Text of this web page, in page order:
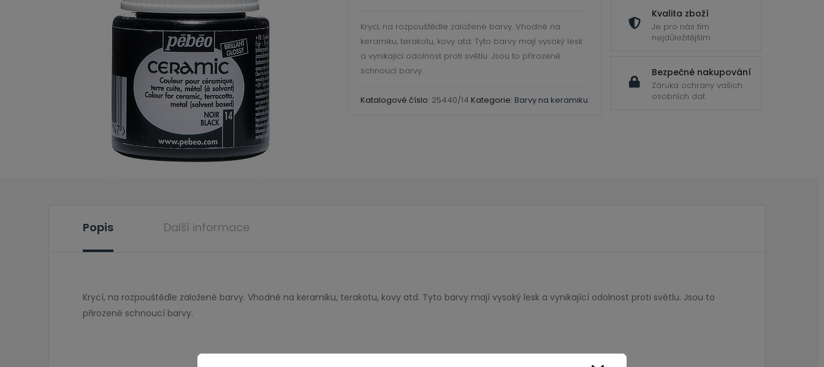
Kvalita zboží
Je pro nás tím
nejdůležitějším
Bezpečné nakupování
Záruka ochrany vašich
osobních dat
14
Black
množství
Krycí, na rozpouštědle založené barvy. Vhodné na
keramiku, terakotu, kovy atd. Tyto barvy mají vysoký lesk
a vynikající odolnost proti světlu. Jsou to přirozeně
schnoucí barvy.
Katalogové číslo: 25440/14 Kategorie: Barvy na keramiku
Popis Další informace
Krycí, na rozpouštědle založené barvy. Vhodné na keramiku, terakotu, kovy atd. Tyto barvy mají vysoký lesk a vynikající odolnost proti světlu. Jsou to
přirozeně schnoucí barvy.